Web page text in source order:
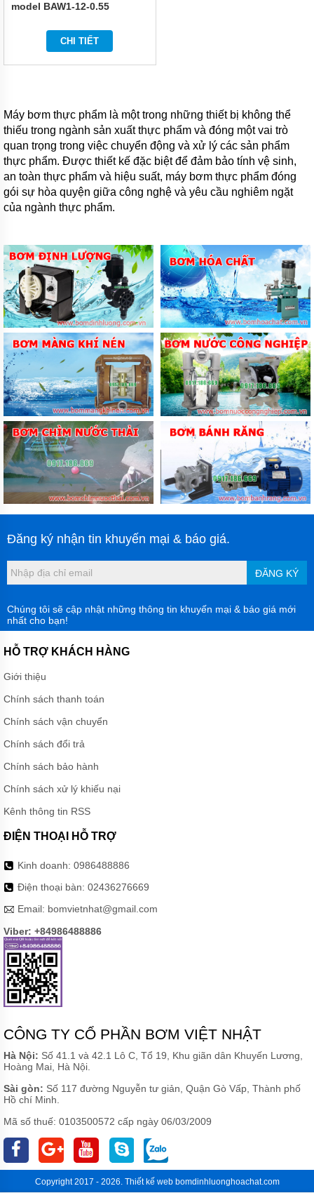
model BAW1-12-0.55
CHI TIẾT
Máy bơm thực phẩm là một trong những thiết bị không thể
thiếu trong ngành sản xuất thực phẩm và đóng một vai trò
quan trọng trong việc chuyển động và xử lý các sản phẩm
thực phẩm. Được thiết kế đặc biệt để đảm bảo tính vệ sinh,
an toàn thực phẩm và hiệu suất, máy bơm thực phẩm đóng
gói sự hòa quyện giữa công nghệ và yêu cầu nghiêm ngặt
của ngành thực phẩm.
Đăng ký nhận tin khuyến mại & báo giá.
ĐĂNG KÝ
Chúng tôi sẽ cập nhật những thông tin khuyến mại & báo giá mới
nhất cho bạn!
HỖ TRỢ KHÁCH HÀNG
Giới thiệu
Chính sách thanh toán
Chính sách vận chuyển
Chính sách đổi trả
Chính sách bảo hành
Chính sách xử lý khiếu nại
Kênh thông tin RSS
ĐIỆN THOẠI HỖ TRỢ
Kinh doanh: 0986488886
Điện thoại bàn: 02436276669
Email: bomvietnhat@gmail.com
Viber: +84986488886
CÔNG TY CỔ PHẦN BƠM VIỆT NHẬT
Hà Nội: Số 41.1 và 42.1 Lô C, Tổ 19, Khu giãn dân Khuyến Lương,
Hoàng Mai, Hà Nội.
Sài gòn: Số 117 đường Nguyễn tư giản, Quận Gò Vấp, Thành phố
Hồ chí Minh.
Mã số thuế: 0103500572 cấp ngày 06/03/2009
Copyright 2017 - 2026. Thiết kế webbomdinhluonghoachat.com